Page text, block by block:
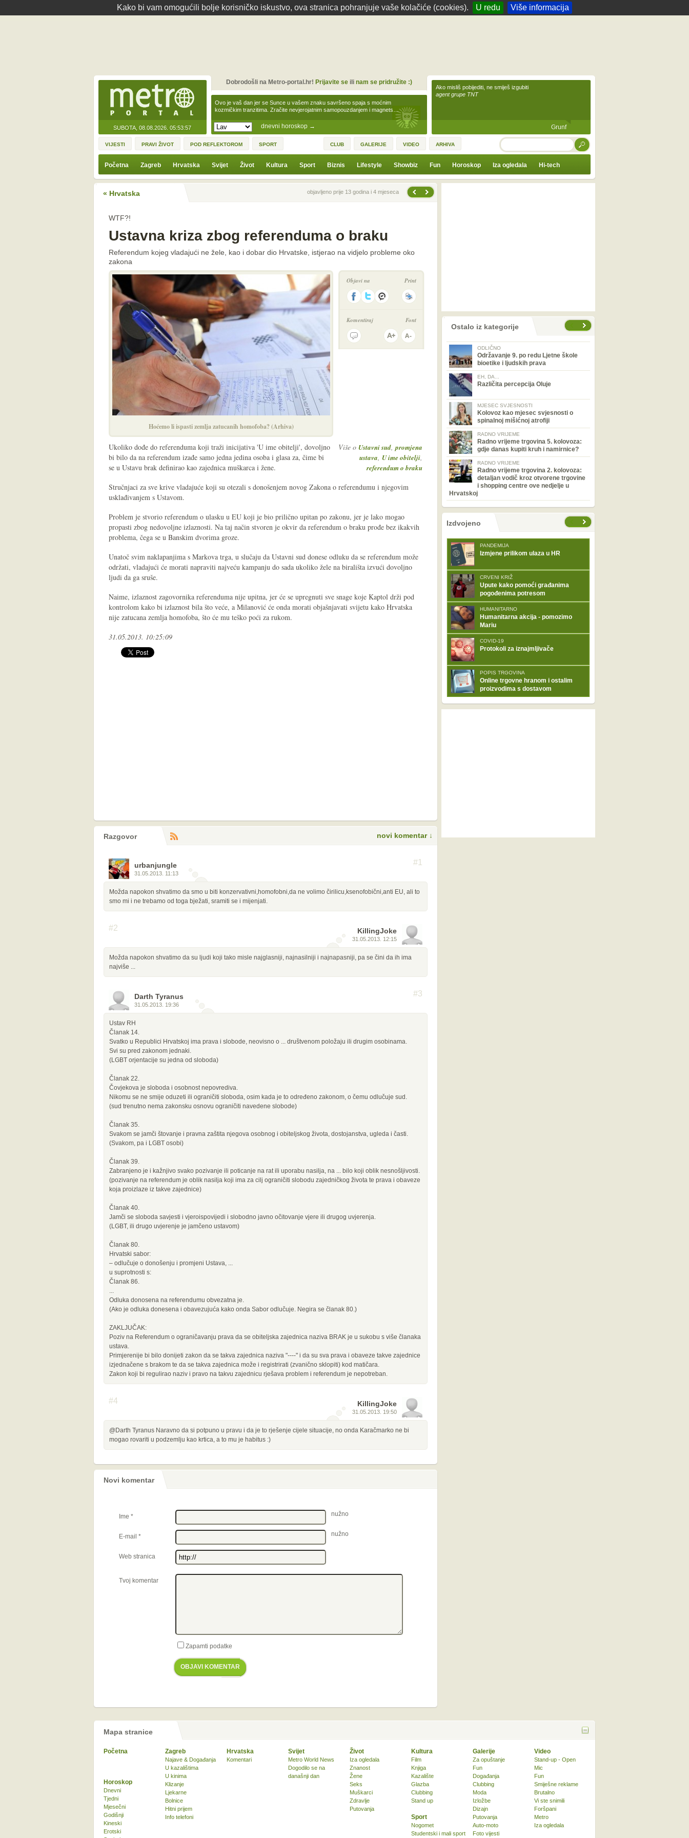
Kako bi vam omogućili bolje korisničko iskustvo, ova stranica pohranjuje vaše kolačiće (cookies). U redu Više informacija
SUBOTA, 08.08.2026. 05:53:57 dnevni horoskop →
Ovo je vaš dan jer se Sunce u vašem znaku savršeno spaja s moćnim
kozmičkim tranzitima. Zračite nevjerojatnim samopouzdanjem i magnets…
Dobrodošli na Metro-portal.hr! Prijavite seili nam se pridružite :)
Ako misliš pobijediti, ne smiješ izgubiti
agent grupe TNT
Grunf
VIJESTI PRAVI ŽIVOT POD REFLEKTOROM SPORT CLUB GALERIJE VIDEO ARHIVA TRAŽI
Početna Zagreb Hrvatska Svijet Život Kultura Sport Biznis Lifestyle Showbiz Fun Horoskop Iza ogledala Hi-tech
« Hrvatska Prethodna vijestobjavljeno prije 13 godina i 4 mjeseca
WTF?!
Ustavna kriza zbog referenduma o braku
Referendum kojeg vladajući ne žele, kao i dobar dio Hrvatske, istjerao na vidjelo probleme oko
zakona
Hoćemo li ispasti zemlja zatucanih homofoba? (Arhiva)
Objavi na Print
Komentiraj Font
Više o Ustavni sud,promjena
ustava, U ime obitelji,
referendum o braku
Ukoliko dođe do referenduma koji traži inicijativa 'U ime obitelji', dovoljno
bi bilo da na referendum izađe samo jedna jedina osoba i glasa za, čime bi
se u Ustavu brak definirao kao zajednica muškarca i žene.
Stručnjaci za sve krive vladajuće koji su otezali s donošenjem novog Zakona o referendumu i njegovim
usklađivanjem s Ustavom.
Problem je stvorio referendum o ulasku u EU koji je bio prilično upitan po zakonu, jer je lako mogao
propasti zbog nedovoljne izlaznosti. Na taj način stvoren je okvir da referendum o braku prođe bez ikakvih
problema, čega se u Banskim dvorima groze.
Unatoč svim naklapanjima s Markova trga, u slučaju da Ustavni sud donese odluku da se referendum može
održati, vladajući će morati napraviti najveću kampanju do sada ukoliko žele na birališta izvući dovoljno
ljudi da ga sruše.
Naime, izlaznost zagovornika referenduma nije upitna, jer će se upregnuti sve snage koje Kaptol drži pod
kontrolom kako bi izlaznost bila što veće, a Milanović će onda morati objašnjavati svijetu kako Hrvatska
nije zatucana zemlja homofoba, što će mu teško poći za rukom.
31.05.2013. 10:25:09
Razgovor
komentara
novi komentar ↓
urbanjungle
31.05.2013. 11:13
#1
Možda napokon shvatimo da smo u biti konzervativni,homofobni,da ne volimo čirilicu,ksenofobični,anti EU, ali to
smo mi i ne trebamo od toga bježati, sramiti se i mijenjati.
KillingJoke
31.05.2013. 12:15
#2
Možda napokon shvatimo da su ljudi koji tako misle najglasniji, najnasilniji i najnapasniji, pa se čini da ih ima
najviše ...
Darth Tyranus
31.05.2013. 19:36
#3
Ustav RH
Članak 14.
Svatko u Republici Hrvatskoj ima prava i slobode, neovisno o ... društvenom položaju ili drugim osobinama.
Svi su pred zakonom jednaki.
(LGBT orjentacije su jedna od sloboda)
Članak 22.
Čovjekova je sloboda i osobnost nepovrediva.
Nikomu se ne smije oduzeti ili ograničiti sloboda, osim kada je to određeno zakonom, o čemu odlučuje sud.
(sud trenutno nema zakonsku osnovu ograničiti navedene slobode)
Članak 35.
Svakom se jamči štovanje i pravna zaštita njegova osobnog i obiteljskog života, dostojanstva, ugleda i časti.
(Svakom, pa i LGBT osobi)
Članak 39.
Zabranjeno je i kažnjivo svako pozivanje ili poticanje na rat ili uporabu nasilja, na ... bilo koji oblik nesnošljivosti.
(pozivanje na referendum je oblik nasilja koji ima za cilj ograničiti slobodu zajedničkog života te prava i obaveze
koja proizlaze iz takve zajednice)
Članak 40.
Jamči se sloboda savjesti i vjeroispovijedi i slobodno javno očitovanje vjere ili drugog uvjerenja.
(LGBT, ili drugo uvjerenje je jamčeno ustavom)
Članak 80.
Hrvatski sabor:
– odlučuje o donošenju i promjeni Ustava, ...
u suprotnosti s:
Članak 86.
...
Odluka donosena na referendumu obvezatna je.
(Ako je odluka donesena i obavezujuća kako onda Sabor odlučuje. Negira se članak 80.)
ZAKLJUČAK:
Poziv na Referendum o ograničavanju prava da se obiteljska zajednica naziva BRAK je u sukobu s više članaka
ustava.
Primjerenije bi bilo donijeti zakon da se takva zajednica naziva "----" i da su sva prava i obaveze takve zajednice
izjednačene s brakom te da se takva zajednica može i registrirati (zvanično sklopiti) kod matičara.
Zakon koji bi regulirao naziv i pravo na takvu zajednicu rješava problem i referendum je nepotreban.
KillingJoke
31.05.2013. 19:50
#4
@Darth Tyranus Naravno da si potpuno u pravu i da je to rješenje cijele situacije, no onda Karačmarko ne bi
mogao rovariti u podzemlju kao krtica, a to mu je habitus :)
Novi komentar
Ime * nužno
E-mail * nužno
Web stranica
Tvoj komentar
Zapamti podatke
OBJAVI KOMENTAR
prethodno Ostalo iz kategorije
ODLIČNO
Održavanje 9. po redu Ljetne škole
bioetike i ljudskih prava
EH, DA...
Različita percepcija Oluje
MJESEC SVJESNOSTI
Kolovoz kao mjesec svjesnosti o
spinalnoj mišićnoj atrofiji
RADNO VRIJEME
Radno vrijeme trgovina 5. kolovoza:
gdje danas kupiti kruh i namirnice?
RADNO VRIJEME
Radno vrijeme trgovina 2. kolovoza:
detaljan vodič kroz otvorene trgovine
i shopping centre ove nedjelje u
Hrvatskoj
nema prethodne stranice
sljedećeIzdvojeno
PANDEMIJA
Izmjene prilikom ulaza u HR
CRVENI KRIŽ
Upute kako pomoći građanima
pogođenima potresom
HUMANITARNO
Humanitarna akcija - pomozimo
Mariu
COVID-19
Protokoli za iznajmljivače
POPIS TRGOVINA
Online trgovne hranom i ostalim
proizvodima s dostavom
Mapa stranice
Početna Zagreb
Najave & Događanja
U kazalištima
U kinima
Klizanje
Ljekarne
Bolnice
Hitni prijem
Info telefoni
Hrvatska
Komentari
Svijet
Metro World News
Dogodilo se na
današnji dan
Život
Iza ogledala
Znanost
Žene
Seks
Muškarci
Zdravlje
Putovanja
Kultura
Film
Knjiga
Kazalište
Glazba
Clubbing
Stand up
Sport
Nogomet
Studentski i mali sport
Horoskop
Dnevni
Tjedni
Mjesečni
Godišnji
Kineski
Erotski
Galerije
Za opuštanje
Fun
Događanja
Clubbing
Moda
Izložbe
Dizajn
Putovanja
Auto-moto
Foto vijesti
Video
Stand-up - Open
Mic
Fun
Smiješne reklame
Brutalno
Vi ste snimili
Foršpani
Metro
Iza ogledala